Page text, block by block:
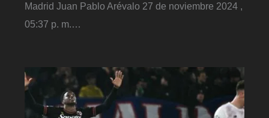
Madrid Juan Pablo Arévalo 27 de noviembre 2024 ,
05:37 p. m.…